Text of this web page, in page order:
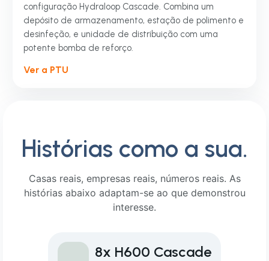
configuração Hydraloop Cascade. Combina um
depósito de armazenamento, estação de polimento e
desinfeção, e unidade de distribuição com uma
potente bomba de reforço.
Ver a PTU
Histórias como a sua.
Casas reais, empresas reais, números reais. As
histórias abaixo adaptam-se ao que demonstrou
interesse.
8x H600 Cascade